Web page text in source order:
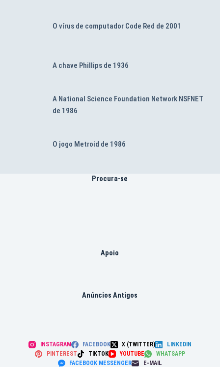
O vírus de computador Code Red de 2001
A chave Phillips de 1936
A National Science Foundation Network NSFNET
de 1986
O jogo Metroid de 1986
Procura-se
Apoio
Anúncios Antigos
INSTAGRAM FACEBOOK X (TWITTER)
LINKEDIN
PINTEREST
TIKTOK YOUTUBE
WHATSAPP
FACEBOOK MESSENGER
E-MAIL